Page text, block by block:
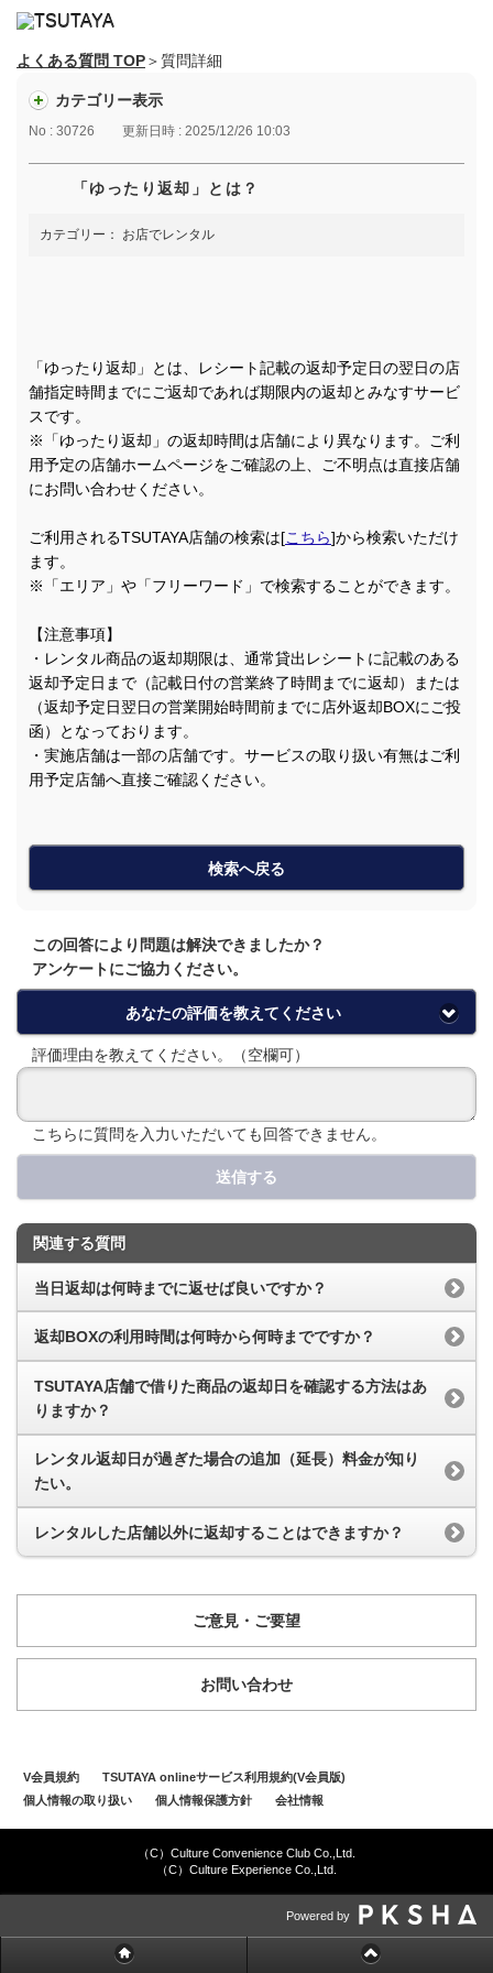
よくある質問 TOP＞質問詳細
カテゴリー表示
No : 30726 更新日時 : 2025/12/26 10:03
「ゆったり返却」とは？
カテゴリー： お店でレンタル
「ゆったり返却」とは、レシート記載の返却予定日の翌日の店
舗指定時間までにご返却であれば期限内の返却とみなすサービ
スです。
※「ゆったり返却」の返却時間は店舗により異なります。ご利
用予定の店舗ホームページをご確認の上、ご不明点は直接店舗
にお問い合わせください。
ご利用されるTSUTAYA店舗の検索は[こちら]から検索いただけ
ます。
※「エリア」や「フリーワード」で検索することができます。
【注意事項】
・レンタル商品の返却期限は、通常貸出レシートに記載のある
返却予定日まで（記載日付の営業終了時間までに返却）または
（返却予定日翌日の営業開始時間前までに店外返却BOXにご投
函）となっております。
・実施店舗は一部の店舗です。サービスの取り扱い有無はご利
用予定店舗へ直接ご確認ください。
検索へ戻る
この回答により問題は解決できましたか？
アンケートにご協力ください。
あなたの評価を教えてください
評価理由を教えてください。（空欄可）
こちらに質問を入力いただいても回答できません。
送信する
関連する質問
当日返却は何時までに返せば良いですか？
返却BOXの利用時間は何時から何時までですか？
TSUTAYA店舗で借りた商品の返却日を確認する方法はあ
りますか？
レンタル返却日が過ぎた場合の追加（延長）料金が知り
たい。
レンタルした店舗以外に返却することはできますか？
ご意見・ご要望
お問い合わせ
V会員規約
TSUTAYA onlineサービス利用規約(V会員版)
個人情報の取り扱い
個人情報保護方針 会社情報
（C）Culture Convenience Club Co.,Ltd.
（C）Culture Experience Co.,Ltd.
Powered by